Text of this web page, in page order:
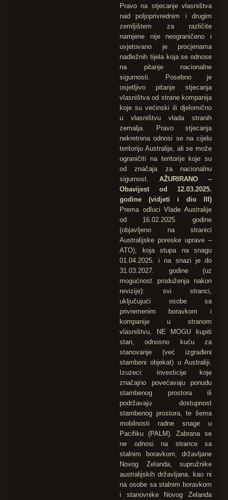
Pravo na stjecanje vlasništva
nad poljoprivrednim i drugim
zemljištem za različite
namjene nije neograničeno i
uvjetovano je procjenama
nadležnih tijela koja se odnose
na pitanje nacionalne
sigurnosti. Posebno je
osjetljivo pitanje stjecanja
vlasništva od strane kompanija
koje su većinski ili djelomično
u vlasništvu vlada stranih
zemalja. Pravo stjecanja
nekretnina odnosi se na cijelu
teritoriju Australije, ali se može
ograničiti na teritorije koje su
od značaja za nacionalnu
sigurnost. AŽURIRANO –
Obavijest od 12.03.2025.
godine (vidjeti i dio III)
Prema odluci Vlade Australije
od 16.02.2025. godine
(objavljeno na stranici
Australijske poreske uprave –
ATO), koja stupa na snagu
01.04.2025. i na snazi je do
31.03.2027. godine (uz
mogućnost produženja nakon
revizije): svi stranci,
uključujući osobe sa
privremenim boravkom i
kompanije u stranom
vlasništvu, NE MOGU kupiti
stan, odnosno kuću za
stanovanje (već izgrađeni
stambeni objekat) u Australiji.
Izuzeci: investicije koje
značajno povećavaju ponudu
stambenog prostora ili
podržavaju dostupnost
stambenog prostora, te šema
mobilnosti radne snage u
Pacifiku (PALM). Zabrana se
ne odnosi na strance sa
stalnim boravkom, državljane
Novog Zelanda, supružnike
australijskih državljana, kao ni
na osobe sa stalnim boravkom
i stanovnike Novog Zelanda